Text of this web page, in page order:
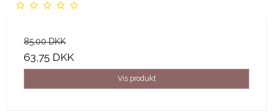
85,00 DKK
63,75 DKK
Vis produkt